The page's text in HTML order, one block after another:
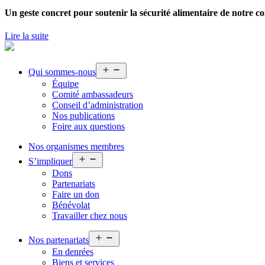
Un geste concret pour soutenir la sécurité alimentaire de notre
Lire la suite
Qui sommes-nous
le
Équipe
Comité ambassadeurs
Conseil d’administration
Nos publications
Foire aux questions
Nos organismes membres
S’impliquer
le
Dons
Partenariats
Faire un don
Bénévolat
Travailler chez nous
Nos partenariats
le
En denrées
Biens et services